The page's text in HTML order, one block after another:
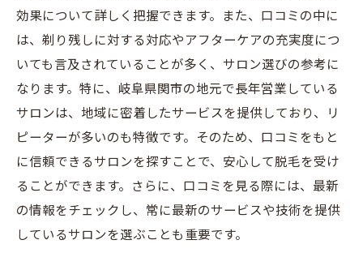
効果について詳しく把握できます。また、口コミの中に
は、剃り残しに対する対応やアフターケアの充実度につ
いても言及されていることが多く、サロン選びの参考に
なります。特に、岐阜県関市の地元で長年営業している
サロンは、地域に密着したサービスを提供しており、リ
ピーターが多いのも特徴です。そのため、口コミをもと
に信頼できるサロンを探すことで、安心して脱毛を受け
ることができます。さらに、口コミを見る際には、最新
の情報をチェックし、常に最新のサービスや技術を提供
しているサロンを選ぶことも重要です。